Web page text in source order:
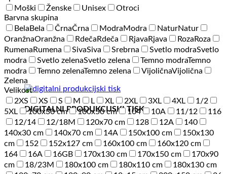
DIGITALNI PRODUKCIJSKI TISK
Moški
Ženske Unisex
Otroci
Barvna skupina
Bela Bela ČrnaČrna ModraModra NaturNatur
OranžnaOranžna Rdeča Rdeča Rjava Rjava Roza Roza
Rumena Rumena SivaSiva Srebrna Svetlo modraSvetlo
modra
Svetlo zelenaSvetlo zelena Temno modraTemno
modra
Temno zelenaTemno zelena VijoličnaVijolična
Zelena
Velikost
2XS
XS S M L XL 2XL 3XL 4XL
1/2
5XL
100x30 cm 100x50 cm 104 10A 11/12
116
12/14
12/18M 120x70 cm 128 12A
140
140x30 cm
140x70 cm 14A 150x100 cm
150x130
cm
152 152x127 cm 160x100 cm
160x120 cm
164
16A 16GB 170x130 cm 170x150 cm
170x90
cm
18/23M 180x100 cm 180x110 cm
180x130 cm